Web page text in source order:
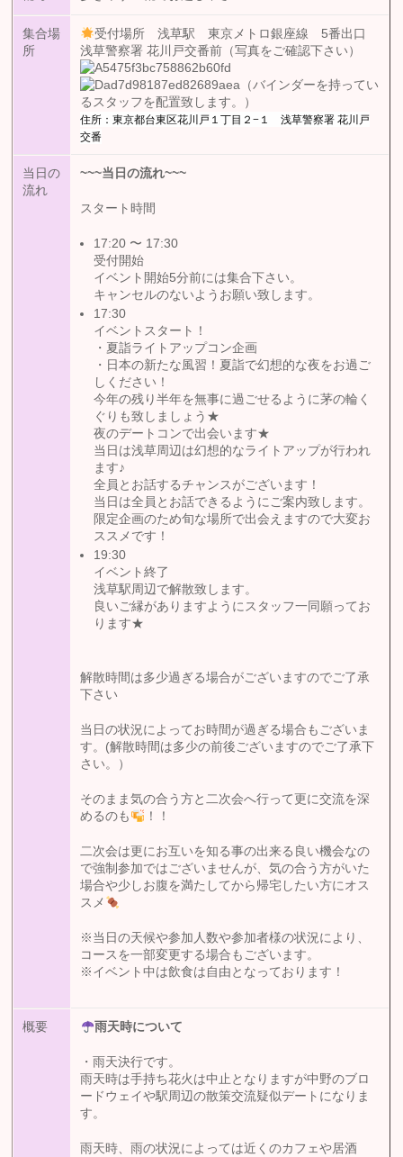
集合場
所
受付場所 浅草駅 東京メトロ銀座線 5番出口
浅草警察署 花川戸交番前（写真をご確認下さい）
（バインダーを持ってい
るスタッフを配置致します。）
住所：東京都台東区花川戸１丁目２−１ 浅草警察署 花川戸
交番
当日の
流れ
~~~当日の流れ~~~
スタート時間
17:20 〜 17:30
受付開始
イベント開始5分前には集合下さい。
キャンセルのないようお願い致します。
17:30
イベントスタート！
・夏詣ライトアップコン企画
・日本の新たな風習！夏詣で幻想的な夜をお過ご
しください！
今年の残り半年を無事に過ごせるように茅の輪く
ぐりも致しましょう★
夜のデートコンで出会います★
当日は浅草周辺は幻想的なライトアップが行われ
ます♪
全員とお話するチャンスがございます！
当日は全員とお話できるようにご案内致します。
限定企画のため旬な場所で出会えますので大変お
ススメです！
19:30
イベント終了
浅草駅周辺で解散致します。
良いご縁がありますようにスタッフ一同願ってお
ります★
解散時間は多少過ぎる場合がございますのでご了承
下さい
当日の状況によってお時間が過ぎる場合もございま
す。(解散時間は多少の前後ございますのでご了承下
さい。）
そのまま気の合う方と二次会へ行って更に交流を深
めるのも
！！
二次会は更にお互いを知る事の出来る良い機会なの
で強制参加ではございませんが、気の合う方がいた
場合や少しお腹を満たしてから帰宅したい方にオス
スメ
※当日の天候や参加人数や参加者様の状況により、
コースを一部変更する場合もございます。
※イベント中は飲食は自由となっております！
概要 雨天時について
・雨天決行です。
雨天時は手持ち花火は中止となりますが中野のブロ
ードウェイや駅周辺の散策交流疑似デートになりま
す。
雨天時、雨の状況によっては近くのカフェや居酒